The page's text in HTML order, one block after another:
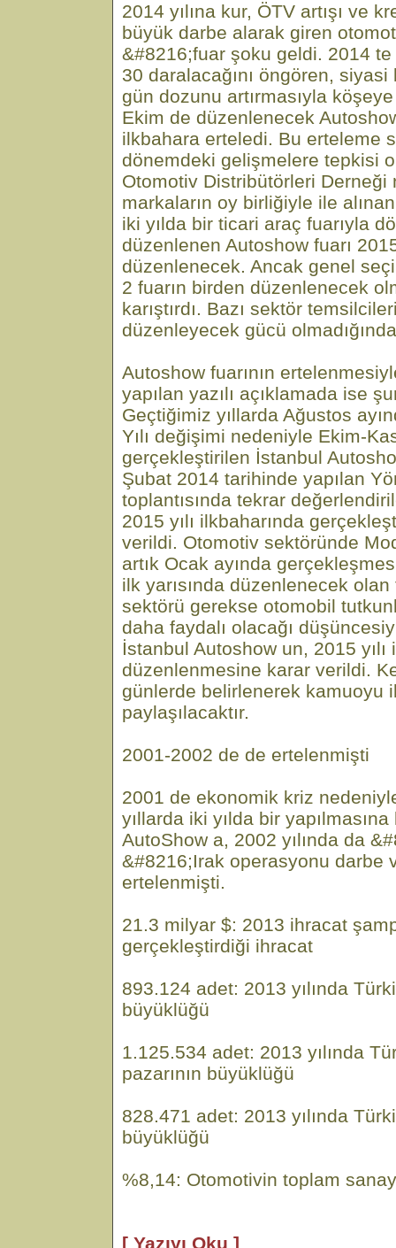
2014 yılına kur, ÖTV artışı ve
büyük darbe alarak giren
&#8216;fuar şoku geldi. 2014
30 daralacağını öngören,
gün dozunu artırmasıyla
Ekim de düzenlenecek
ilkbahara erteledi. Bu erteleme
dönemdeki gelişmelere tepkisi
Otomotiv Distribütörleri Derneği
markaların oy birliğiyle ile
iki yılda bir ticari araç fuarıyla
düzenlenen Autoshow fuarı
düzenlenecek. Ancak genel
2 fuarın birden düzenlenecek
karıştırdı. Bazı sektör
düzenleyecek gücü
Autoshow fuarının
yapılan yazılı açıklamada ise
Geçtiğimiz yıllarda Ağustos
Yılı değişimi nedeniyle Ekim-
gerçekleştirilen İstanbul
Şubat 2014 tarihinde yapılan
toplantısında tekrar
2015 yılı ilkbaharında
verildi. Otomotiv sektöründe
artık Ocak ayında
ilk yarısında düzenlenecek
sektörü gerekse otomobil
daha faydalı olacağı
İstanbul Autoshow un, 2015
düzenlenmesine karar verildi.
günlerde belirlenerek kamuoyu
paylaşılacaktır.
2001-2002 de de ertelenmişti
2001 de ekonomik kriz
yıllarda iki yılda bir
AutoShow a, 2002 yılında da
&#8216;Irak operasyonu darbe
ertelenmişti.
21.3 milyar $: 2013 ihracat
gerçekleştirdiği ihracat
893.124 adet: 2013 yılında
büyüklüğü
1.125.534 adet: 2013 yılında
pazarının büyüklüğü
828.471 adet: 2013 yılında
büyüklüğü
%8,14: Otomotivin toplam
[ Yazıyı Oku ]